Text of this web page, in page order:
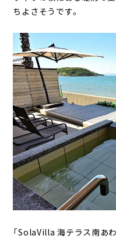
ちよさそうです。
「SolaVilla 海テラス南あ